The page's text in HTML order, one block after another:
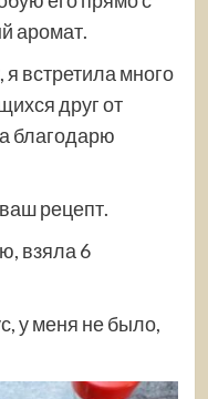
аромат.
встретила много
друг от
благодарю
рецепт.
взяла 6
у меня не было,